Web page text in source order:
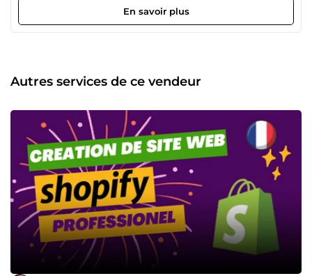
tâches et processus Mettre en place des systèmes de
génération de clients Créer des sites et applications web
résultats grâce à des systèmes efficaces et durables. ⚡
Pourquoi me choisir ? Approche orientée résultats
professionnalisme Accompagnement personnalisé 📩 Prêt
à passer au niveau supérieur ? Contactez-moi dès
maintenant et discutons de votre projet.
En savoir plus
Autres services de ce vendeur